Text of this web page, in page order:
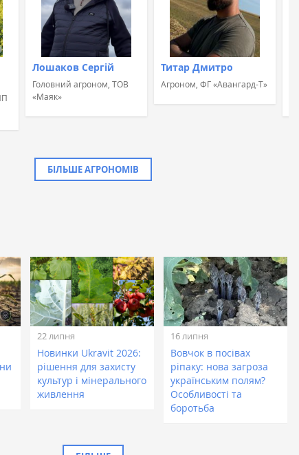
Лошаков Сергій
Головний агроном, ТОВ
«Маяк»
Титар Дмитро
Агроном, ФГ «Авангард-Т»
БІЛЬШЕ АГРОНОМІВ
22 липня
Новинки Ukravit 2026:
рішення для захисту
культур і мінерального
живлення
16 липня
Вовчок в посівах
ріпаку: нова загроза
українським полям?
Особливості та
боротьба